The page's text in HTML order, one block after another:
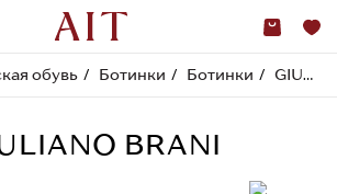
обувь Ботинки Ботинки GIULIANO BRANI
BRANI